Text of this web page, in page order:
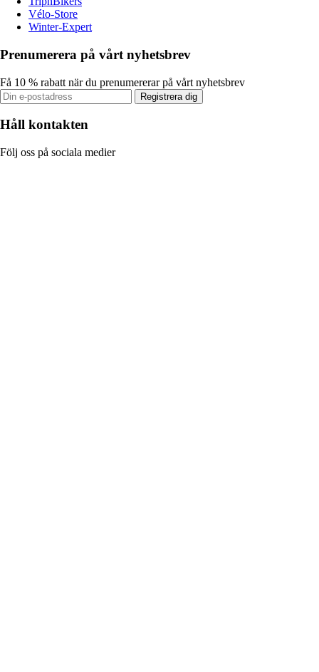
Vélo-Store
Winter-Expert
Prenumerera på vårt nyhetsbrev
Få 10 % rabatt när du prenumererar på vårt nyhetsbrev
Registrera dig
Håll kontakten
Följ oss på sociala medier